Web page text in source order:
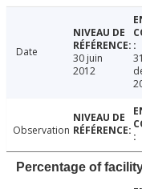
Date
30 juin
2012
31
Observation
Percentage of